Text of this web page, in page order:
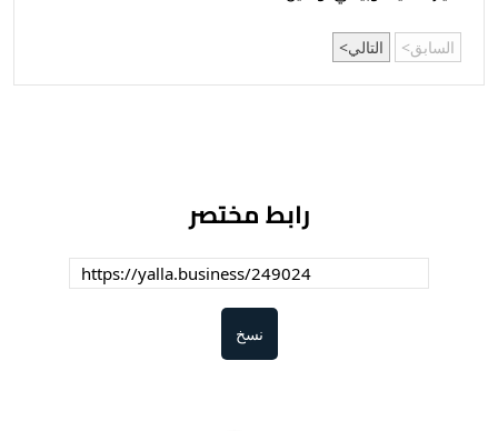
السابق التالي
رابط مختصر
نسخ